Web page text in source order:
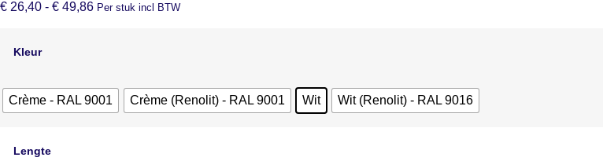
€ 26,40 - € 49,86 Per stuk incl BTW
Kleur
Crème - RAL 9001 Crème (Renolit) - RAL 9001 Wit Wit (Renolit) - RAL 9016
Lengte